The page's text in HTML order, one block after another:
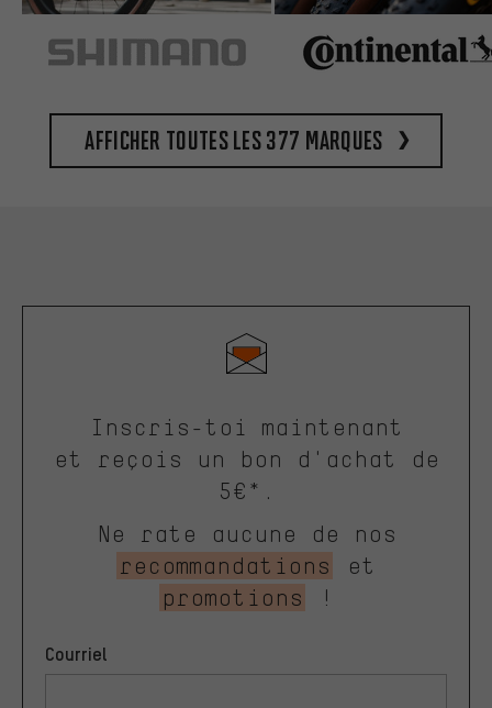
Afficher toutes les 377 marques
Inscris-toi maintenant
et reçois un bon d'achat de
5€*.
Ne rate aucune de nos
recommandations
et
promotions
!
Courriel